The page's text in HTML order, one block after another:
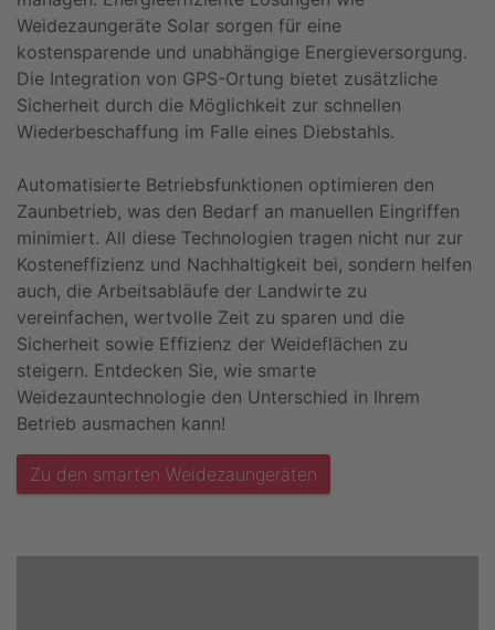
Weidezaungeräte Solar sorgen für eine
kostensparende und unabhängige Energieversorgung.
Die Integration von GPS-Ortung bietet zusätzliche
Sicherheit durch die Möglichkeit zur schnellen
Wiederbeschaffung im Falle eines Diebstahls.
Automatisierte Betriebsfunktionen optimieren den
Zaunbetrieb, was den Bedarf an manuellen Eingriffen
minimiert. All diese Technologien tragen nicht nur zur
Kosteneffizienz und Nachhaltigkeit bei, sondern helfen
auch, die Arbeitsabläufe der Landwirte zu
vereinfachen, wertvolle Zeit zu sparen und die
Sicherheit sowie Effizienz der Weideflächen zu
steigern. Entdecken Sie, wie smarte
Weidezauntechnologie den Unterschied in Ihrem
Betrieb ausmachen kann!
Zu den smarten Weidezaungeräten